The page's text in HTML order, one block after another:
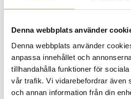
Denna webbplats använder
Denna webbplats använder
anpassa innehållet och
tillhandahålla funktioner för
vår trafik. Vi vidarebefordrar även
och annan information från din
Lagerstatus: Beställningsvara
Leverans inom 3-5 arbetsdagar på
10% välkomstrabatt